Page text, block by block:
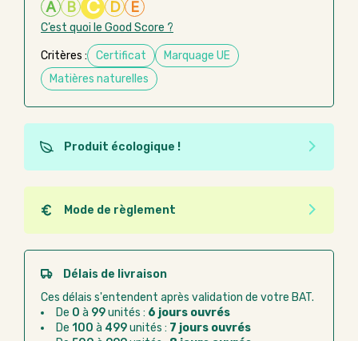
A B C D E
C’est quoi le Good Score ?
Critères : Certificat
Marquage UE
Matières naturelles
Produit écologique !
Ce produit est éco-conçu, il a été fabriqué à partir de
matériaux recyclés ou recyclables. Ces produits
peuvent plus facilement obtenir une seconde vie
après utilisation. L'origine de fabrication du produit
n'entre pas dans les critères d'éco-conception.
Mode de règlement
Quel que soit le mode de règlement, vous pouvez
passer commande en ligne sur Good Act.
Paiement CB :paiement sécurisé par carte
Virement bancaire :règlement sur facture
après la commande
Délais de livraison
Ces délais s'entendent après validation de votre BAT.
De 0 à 99unités : 6 jours ouvrés
De 100 à 499unités : 7 jours ouvrés